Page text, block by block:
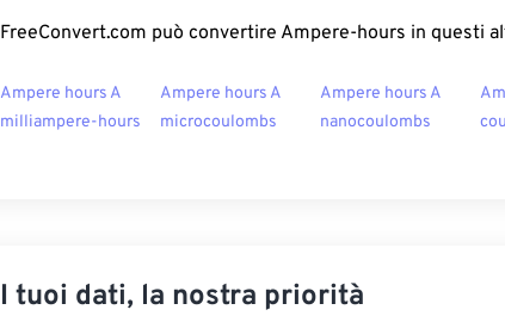
FreeConvert.com può convertire Ampere-hours in questi
Ampere hours A
milliampere-hours
Ampere hours A
microcoulombs
Ampere hours A
nanocoulombs
I tuoi dati, la nostra priorità